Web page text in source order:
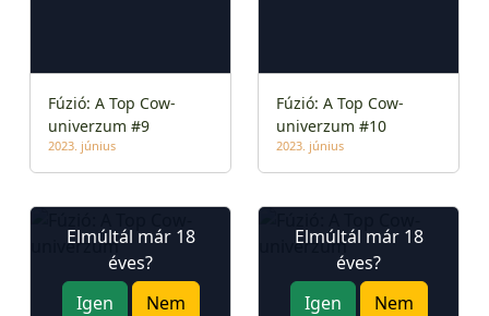
Fúzió: A Top Cow-
univerzum #9
2023. június
Fúzió: A Top Cow-
univerzum #10
2023. június
Elmúltál már 18
éves?
Igen
Nem
Elmúltál már 18
éves?
Igen
Nem